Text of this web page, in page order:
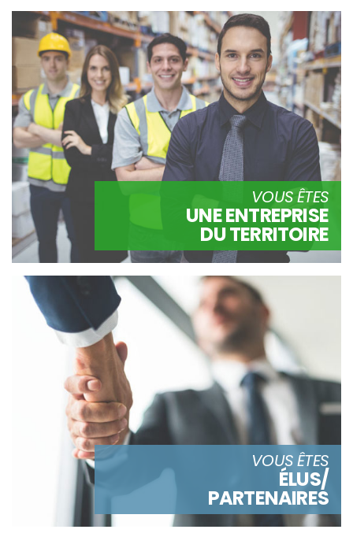
VOUS ÊTES
UNE ENTREPRISE
DU TERRITOIRE
VOUS ÊTES
ÉLUS/
PARTENAIRES